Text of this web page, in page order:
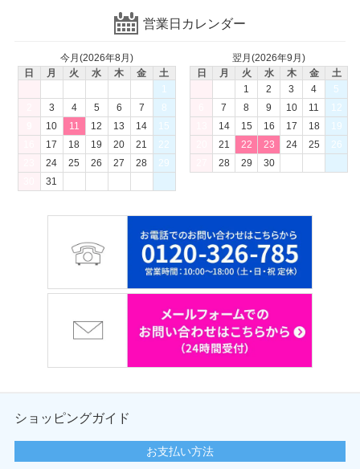
営業日カレンダー
今月(2026年8月)
日
月 火 水 木 金
土
1
3 4 5 6 7
8
10 11 12 13 14
15
17 18 19 20 21
22
24 25 26 27 28
29
31
翌月(2026年9月)
日
月 火 水 木 金
土
1
2 3 4
5
7 8 9 10 11
12
14 15 16 17 18
19
21 22 23 24 25
26
28 29 30
ショッピングガイド
お支払い方法